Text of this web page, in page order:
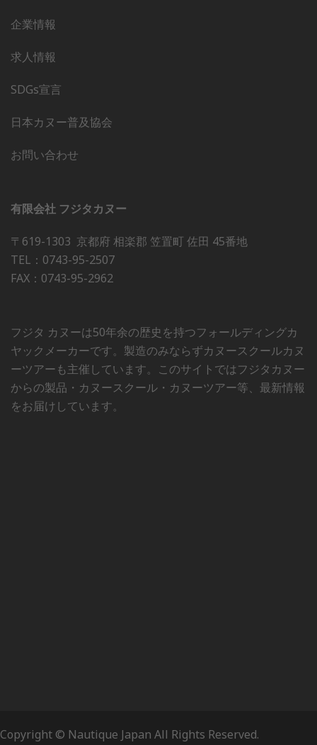
企業情報
求人情報
SDGs宣言
日本カヌー普及協会
お問い合わせ
有限会社 フジタカヌー
〒619-1303 京都府 相楽郡 笠置町 佐田 45番地
TEL：0743-95-2507
FAX：0743-95-2962
フジタ カヌーは50年余の歴史を持つフォールディングカ
ヤックメーカーです。製造のみならずカヌースクールカヌ
ーツアーも主催しています。このサイトではフジタカヌー
からの製品・カヌースクール・カヌーツアー等、最新情報
をお届けしています。
Copyright © Nautique Japan All Rights Reserved.